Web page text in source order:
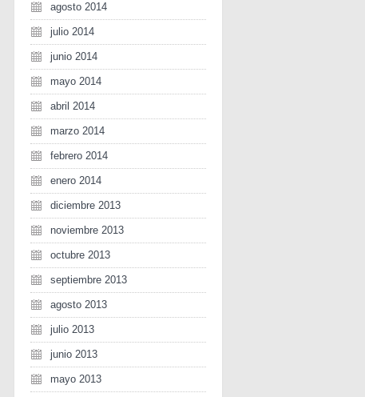
agosto 2014
julio 2014
junio 2014
mayo 2014
abril 2014
marzo 2014
febrero 2014
enero 2014
diciembre 2013
noviembre 2013
octubre 2013
septiembre 2013
agosto 2013
julio 2013
junio 2013
mayo 2013